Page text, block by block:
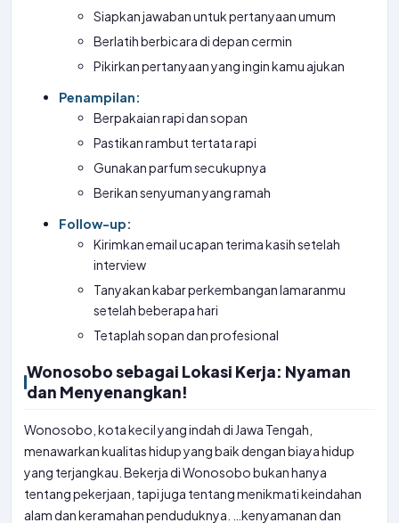
Siapkan jawaban untuk pertanyaan umum
Berlatih berbicara di depan cermin
Pikirkan pertanyaan yang ingin kamu ajukan
Penampilan:
Berpakaian rapi dan sopan
Pastikan rambut tertata rapi
Gunakan parfum secukupnya
Berikan senyuman yang ramah
Follow-up:
Kirimkan email ucapan terima kasih setelah
interview
Tanyakan kabar perkembangan lamaranmu
setelah beberapa hari
Tetaplah sopan dan profesional
Wonosobo sebagai Lokasi Kerja: Nyaman
dan Menyenangkan!
Wonosobo, kota kecil yang indah di Jawa Tengah,
menawarkan kualitas hidup yang baik dengan biaya hidup
yang terjangkau. Bekerja di Wonosobo bukan hanya
tentang pekerjaan, tapi juga tentang menikmati keindahan
alam dan keramahan penduduknya. …kenyamanan dan